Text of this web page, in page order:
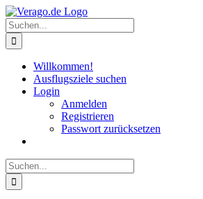
Zum
Inhalt
springen
Suche
nach:
Willkommen!
Ausflugsziele suchen
Login
Anmelden
Registrieren
Passwort zurücksetzen
Suche
nach: